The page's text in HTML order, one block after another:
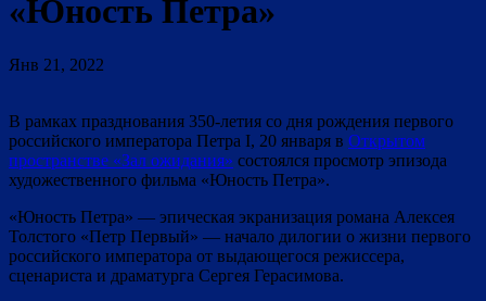
«Юность Петра»
Янв 21, 2022
В рамках празднования 350-летия со дня рождения первого
российского императора Петра I, 20 января в Открытом
пространстве «Зал ожидания» состоялся просмотр эпизода
художественного фильма «Юность Петра».
«Юность Петра» — эпическая экранизация романа Алексея
Толстого «Петр Первый» — начало дилогии о жизни первого
российского императора от выдающегося режиссера,
сценариста и драматурга Сергея Герасимова.